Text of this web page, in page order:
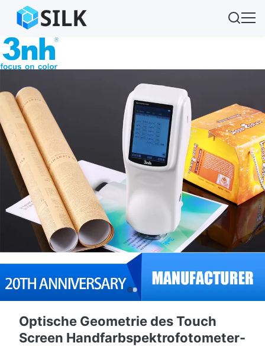
Optische Geometrie des Touch
Screen Handfarbspektrofotometer-